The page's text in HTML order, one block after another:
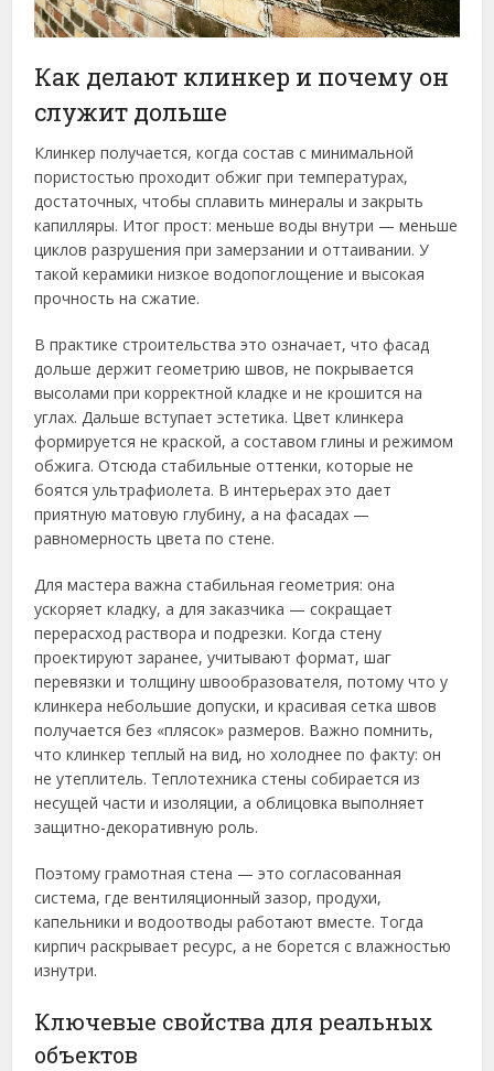
Как делают клинкер и почему он
служит дольше
Клинкер получается, когда состав с минимальной
пористостью проходит обжиг при температурах,
достаточных, чтобы сплавить минералы и закрыть
капилляры. Итог прост: меньше воды внутри — меньше
циклов разрушения при замерзании и оттаивании. У
такой керамики низкое водопоглощение и высокая
прочность на сжатие.
В практике строительства это означает, что фасад
дольше держит геометрию швов, не покрывается
высолами при корректной кладке и не крошится на
углах. Дальше вступает эстетика. Цвет клинкера
формируется не краской, а составом глины и режимом
обжига. Отсюда стабильные оттенки, которые не
боятся ультрафиолета. В интерьерах это дает
приятную матовую глубину, а на фасадах —
равномерность цвета по стене.
Для мастера важна стабильная геометрия: она
ускоряет кладку, а для заказчика — сокращает
перерасход раствора и подрезки. Когда стену
проектируют заранее, учитывают формат, шаг
перевязки и толщину швообразователя, потому что у
клинкера небольшие допуски, и красивая сетка швов
получается без «плясок» размеров. Важно помнить,
что клинкер теплый на вид, но холоднее по факту: он
не утеплитель. Теплотехника стены собирается из
несущей части и изоляции, а облицовка выполняет
защитно-декоративную роль.
Поэтому грамотная стена — это согласованная
система, где вентиляционный зазор, продухи,
капельники и водоотводы работают вместе. Тогда
кирпич раскрывает ресурс, а не борется с влажностью
изнутри.
Ключевые свойства для реальных
объектов